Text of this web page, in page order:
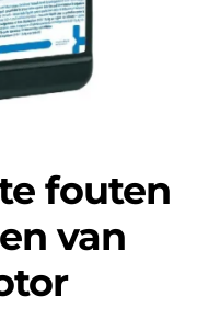
fouten
van